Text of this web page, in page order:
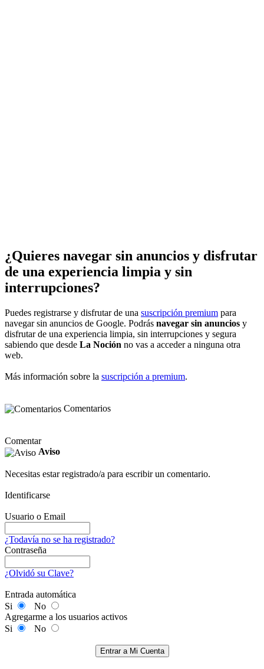
¿Quieres navegar sin anuncios y disfrutar
de una experiencia limpia y sin
interrupciones?
Puedes registrarse y disfrutar de una suscripción premium para
navegar sin anuncios de Google. Podrás navegar sin anuncios y
disfrutar de una experiencia limpia, sin interrupciones y segura
sabiendo que desde La Noción no vas a acceder a ninguna otra
web.
Más información sobre la suscripción a premium.
Comentarios
Comentar
Aviso
Necesitas estar registrado/a para escribir un comentario.
Identificarse
Usuario o Email
¿Todavía no se ha registrado?
Contraseña
¿Olvidó su Clave?
Entrada automática
Si
No
Agregarme a los usuarios activos
Si
No
Entrar a Mi Cuenta